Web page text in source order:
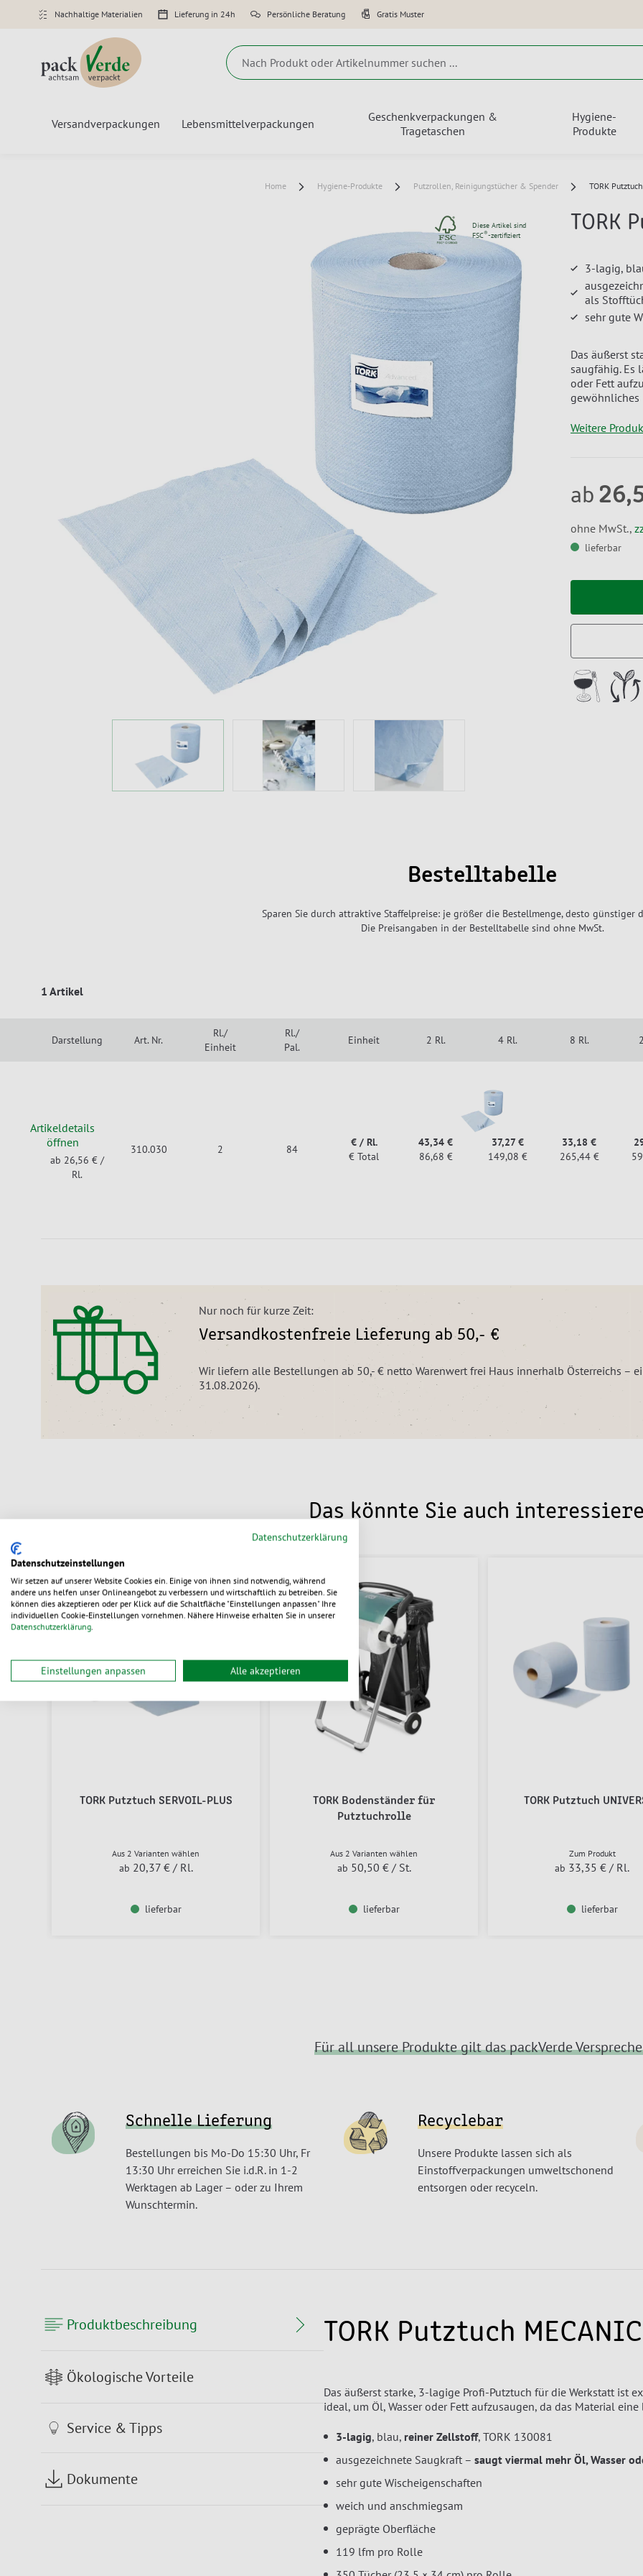
Nachhaltige Materialien Lieferung in 24h Persönliche Beratung Gratis Muster
Versandverpackungen Lebensmittelverpackungen
Geschenkverpackungen &
Tragetaschen
Hygiene-
Produkte
Home Hygiene-Produkte Putzrollen, Reinigungstücher & Spender TORK
Diese Artikel sind
FSC®-zertifiziert
TORK
3-lagig,
als
sehr gute
Das äußerst
saugfähig. Es
oder Fett
gewöhnliches
Weitere
ab
ohne MwSt.,
lieferbar
Bestelltabelle
Sparen Sie durch attraktive Staffelpreise: je größer die Bestellmenge, desto günstiger
Die Preisangaben in der Bestelltabelle sind ohne MwSt.
1 Artikel
Darstellung Art. Nr.
Rl./
Einheit
Rl./
Pal.
Einheit 2 Rl. 4 Rl. 8 Rl.
Artikeldetails
öffnen
ab 26,56 € /
Rl.
310.030 2 84
€ / Rl.
€ Total
43,34 €
86,68 €
37,27 €
149,08 €
33,18 €
265,44 €
Nur noch für kurze Zeit:
Versandkostenfreie Lieferung ab 50,- €
Wir liefern alle Bestellungen ab 50,- € netto Warenwert frei Haus innerhalb Österreichs –
31.08.2026).
Das könnte Sie auch
TORK Putztuch SERVOIL-PLUS
Aus 2 Varianten wählen
ab 20,37 € / Rl.
lieferbar
TORK Bodenständer für
Putztuchrolle
Aus 2 Varianten wählen
ab 50,50 € / St.
lieferbar
TORK Putztuch
Zum Produkt
ab 33,35 € / Rl.
lieferbar
Für all unsere Produkte gilt das packVerde
Schnelle Lieferung
Bestellungen bis Mo-Do 15:30 Uhr, Fr
13:30 Uhr erreichen Sie i.d.R. in 1-2
Werktagen ab Lager – oder zu Ihrem
Wunschtermin.
Recyclebar
Unsere Produkte lassen sich als
Einstoffverpackungen umweltschonend
entsorgen oder recyceln.
Produktbeschreibung
Ökologische Vorteile
Service & Tipps
Dokumente
TORK Putztuch
Das äußerst starke, 3-lagige Profi-Putztuch für die Werkstatt ist
ideal, um Öl, Wasser oder Fett aufzusaugen, da das Material
3-lagig, blau, reiner Zellstoff, TORK 130081
ausgezeichnete Saugkraft – saugt viermal mehr Öl, Wasser
sehr gute Wischeigenschaften
weich und anschmiegsam
geprägte Oberfläche
119 lfm pro Rolle
Datenschutzerklärung
Datenschutzeinstellungen
Wir setzen auf unserer Website Cookies ein. Einige von ihnen sind notwendig, während
andere uns helfen unser Onlineangebot zu verbessern und wirtschaftlich zu betreiben. Sie
können dies akzeptieren oder per Klick auf die Schaltfläche "Einstellungen anpassen" Ihre
individuellen Cookie-Einstellungen vornehmen. Nähere Hinweise erhalten Sie in unserer
Datenschutzerklärung.
Einstellungen anpassen Alle akzeptieren